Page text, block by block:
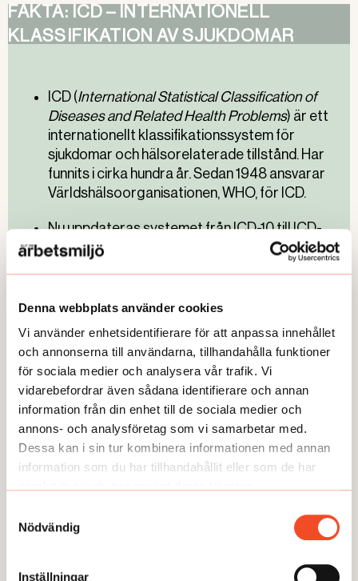
Denna webbplats använder cookies
Vi använder enhetsidentifierare för att anpassa innehållet
och annonserna till användarna, tillhandahålla funktioner
för sociala medier och analysera vår trafik. Vi
vidarebefordrar även sådana identifierare och annan
information från din enhet till de sociala medier och
annons- och analysföretag som vi samarbetar med.
Dessa kan i sin tur kombinera informationen med annan
information som du har tillhandahållit eller som de har
Nödvändig
Inställningar
FAKTA: ICD – INTERNATIONELL
KLASSIFIKATION AV SJUKDOMAR
ICD (International Statistical Classification of
Diseases and Related Health Problems) är ett
internationellt klassifikationssystem för
sjukdomar och hälsorelaterade tillstånd. Har
funnits i cirka hundra år. Sedan 1948 ansvarar
Världshälsoorganisationen, WHO, för ICD.
Nu uppdateras systemet från ICD-10 till ICD-
11. De begränsas möjligheterna att ha
I januari 2028 försvinner därför den svenska
Det främsta syftet med ICD är att möjliggöra
enhetlig klassificering och statistisk
beskrivning av sjukdomar, dödsorsaker och
andra hälsoproblem som leder till kontakt
med hälso- och sjukvården.
Källa: Socialstyrelsen, Internetmedicin